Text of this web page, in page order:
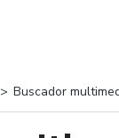
Buscador